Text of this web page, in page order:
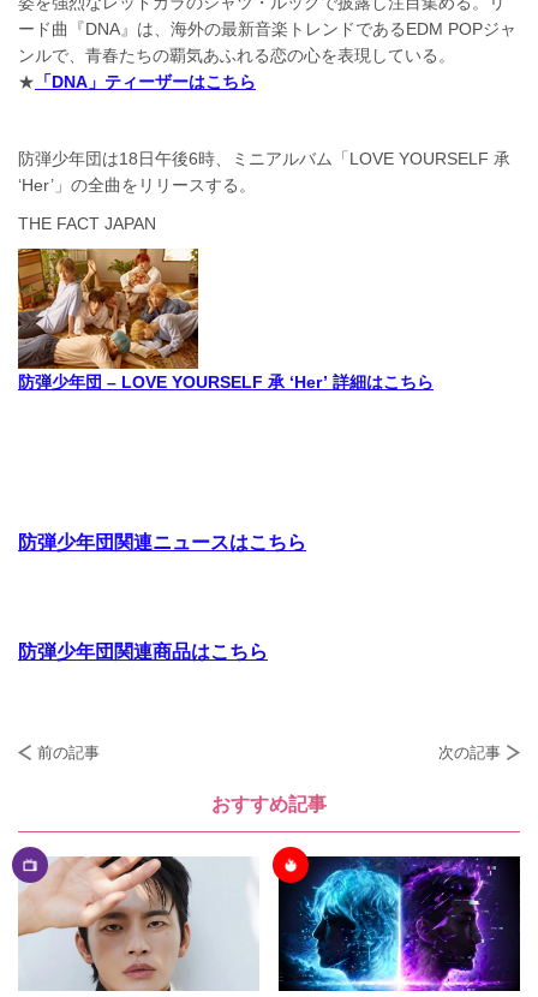
ード曲『DNA』は、海外の最新音楽トレンドであるEDM POPジャ
ンルで、青春たちの覇気あふれる恋の心を表現している。
★ 「DNA」ティーザーはこちら
防弾少年団は18日午後6時、ミニアルバム「LOVE YOURSELF 承
‘Her’」の全曲をリリースする。
THE FACT JAPAN
防弾少年団 – LOVE YOURSELF 承 ‘Her’ 詳細はこちら
防弾少年団関連ニュースはこちら
防弾少年団関連商品はこちら
前の記事 次の記事
おすすめ記事